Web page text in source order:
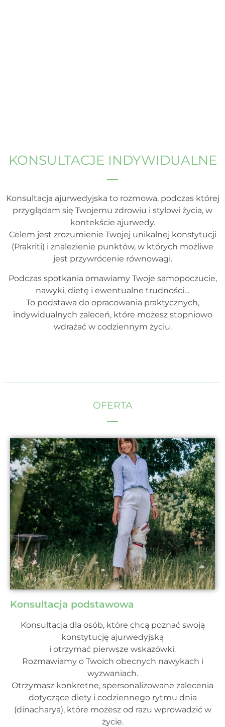
KONSULTACJE INDYWIDUALNE
Konsultacja ajurwedyjska to rozmowa, podczas której
przyglądam się Twojemu zdrowiu i stylowi życia, w
kontekście ajurwedy.
Celem jest zrozumienie Twojej unikalnej konstytucji
(Prakriti) i znalezienie punktów, w których możliwe
jest przywrócenie równowagi.
Podczas spotkania omawiamy Twoje samopoczucie,
nawyki, dietę i ewentualne trudności…
To podstawa do opracowania praktycznych,
indywidualnych zaleceń, które możesz stopniowo
wdrażać w codziennym życiu.
OFERTA
Konsultacja podstawowa
Konsultacja dla osób, które chcą poznać swoją
konstytucję ajurwedyjską
i otrzymać pierwsze wskazówki.
Rozmawiamy o Twoich obecnych nawykach i
wyzwaniach.
Otrzymasz konkretne, spersonalizowane zalecenia
dotyczące diety i codziennego rytmu dnia
(dinacharya), które możesz od razu wprowadzić w
życie.